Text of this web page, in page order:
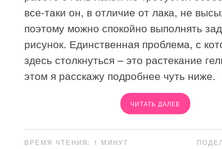
все-таки он, в отличие от лака, не
поэтому можно спокойно выполнять
рисунок. Единственная проблема, с
здесь столкнуться – это растекание
этом я расскажу подробнее чуть ниже.
ЧИТАТЬ ДАЛЕЕ
ВРЕМЯ ЧТЕНИЯ: 1 МИНУТ